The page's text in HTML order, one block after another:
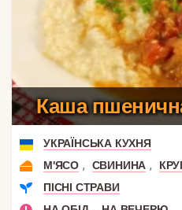
Каша
УКРАЇНСЬКА КУХНЯ
М'ЯСО , СВИНИНА ,
ПІСНІ СТРАВИ